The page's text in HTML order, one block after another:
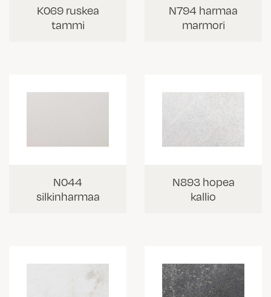
K069 ruskea
tammi
N794 harmaa
marmori
N044
silkinharmaa
N893 hopea
kallio